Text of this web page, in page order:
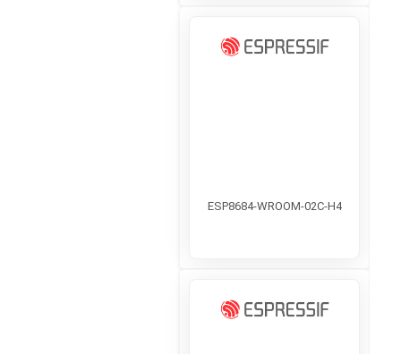
ESP8684-WROOM-02C-H4